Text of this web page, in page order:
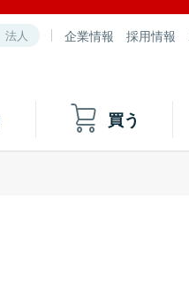
法人 企業情報 採用情報
買う